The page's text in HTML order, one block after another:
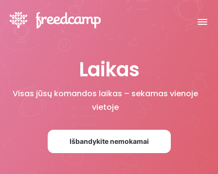
Laikas
Visas jūsų komandos laikas – sekamas vienoje
vietoje
Išbandykite nemokamai